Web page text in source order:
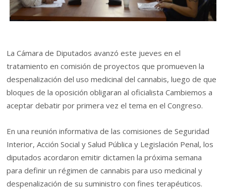
La Cámara de Diputados avanzó este jueves en el
tratamiento en comisión de proyectos que promueven la
despenalización del uso medicinal del cannabis, luego de que
bloques de la oposición obligaran al oficialista Cambiemos a
aceptar debatir por primera vez el tema en el Congreso.
En una reunión informativa de las comisiones de Seguridad
Interior, Acción Social y Salud Pública y Legislación Penal, los
diputados acordaron emitir dictamen la próxima semana
para definir un régimen de cannabis para uso medicinal y
despenalización de su suministro con fines terapéuticos.